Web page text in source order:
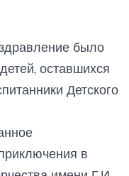
было
оставшихся
Детского
в